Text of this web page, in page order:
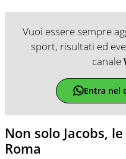
Vuoi essere sempre
sport, risultati ed
canale
Entra nel
Non solo Jacobs,
Roma